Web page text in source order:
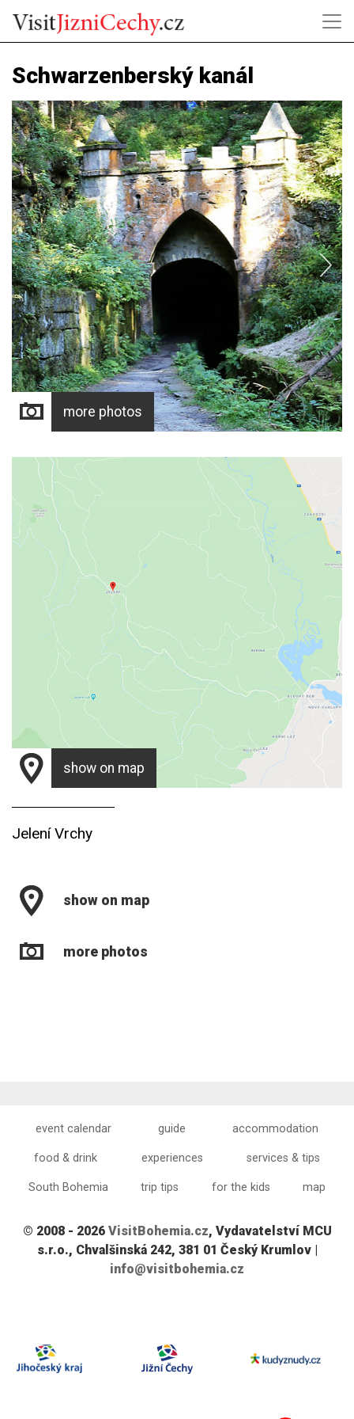
Schwarzenberský kanál
more photos
show on map
Jelení Vrchy
show on map
more photos
event calendar guide accommodation
food & drink experiences services & tips
South Bohemia trip tips for the kids map
© 2008 - 2026 VisitBohemia.cz, Vydavatelství MCU
s.r.o., Chvalšinská 242, 381 01 Český Krumlov |
info@visitbohemia.cz